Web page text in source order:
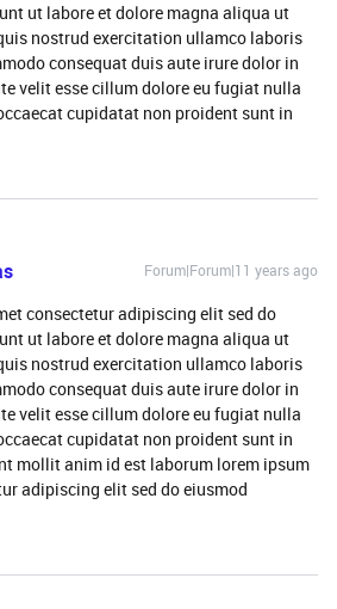
ut labore et dolore magna aliqua ut
nostrud exercitation ullamco laboris
consequat duis aute irure dolor in
velit esse cillum dolore eu fugiat nulla
cupidatat non proident sunt in
Forum|Forum|11 years ago
consectetur adipiscing elit sed do
ut labore et dolore magna aliqua ut
nostrud exercitation ullamco laboris
consequat duis aute irure dolor in
velit esse cillum dolore eu fugiat nulla
cupidatat non proident sunt in
mollit anim id est laborum lorem ipsum
adipiscing elit sed do eiusmod